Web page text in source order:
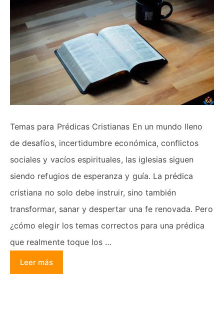
Temas para Prédicas Cristianas En un mundo lleno
de desafíos, incertidumbre económica, conflictos
sociales y vacíos espirituales, las iglesias siguen
siendo refugios de esperanza y guía. La prédica
cristiana no solo debe instruir, sino también
transformar, sanar y despertar una fe renovada. Pero
¿cómo elegir los temas correctos para una prédica
que realmente toque los …
Leer más